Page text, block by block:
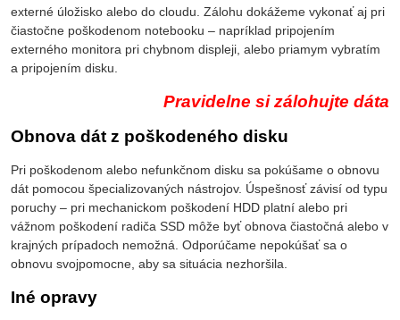
externé úložisko alebo do cloudu. Zálohu dokážeme vykonať aj pri
čiastočne poškodenom notebooku – napríklad pripojením
externého monitora pri chybnom displeji, alebo priamym vybratím
a pripojením disku.
Pravidelne si zálohujte dáta
Obnova dát z poškodeného disku
Pri poškodenom alebo nefunkčnom disku sa pokúšame o obnovu
dát pomocou špecializovaných nástrojov. Úspešnosť závisí od typu
poruchy – pri mechanickom poškodení HDD platní alebo pri
vážnom poškodení radiča SSD môže byť obnova čiastočná alebo v
krajných prípadoch nemožná. Odporúčame nepokúšať sa o
obnovu svojpomocne, aby sa situácia nezhoršila.
Iné opravy